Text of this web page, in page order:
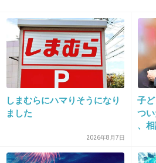
29. 匿名 2014/08/17(日) 21:36:15
一番強烈なのはちょうど今
綾瀬であった女子高生コン
つ・・全編通して重苦しい
「減給」の懲戒処分 児童の両親は
できない」 島根県邑南町
しまむらにハマりそうになり
ました
2026年8月7日
子
つ
、
誰
前